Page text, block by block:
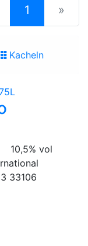
1 (current)
»
Kacheln
10,5% vol
33106